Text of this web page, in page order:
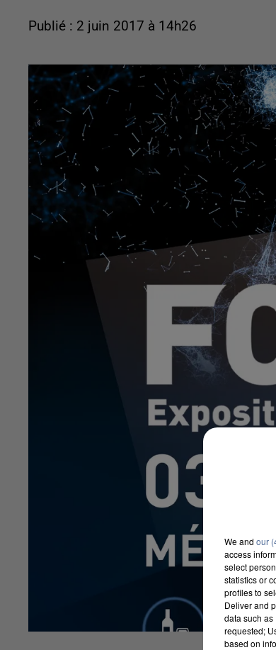
Publié : 2 juin 2017 à 14h26
We and our
access
select
statistics or
profiles to
Deliver and
data such
requested;
based on